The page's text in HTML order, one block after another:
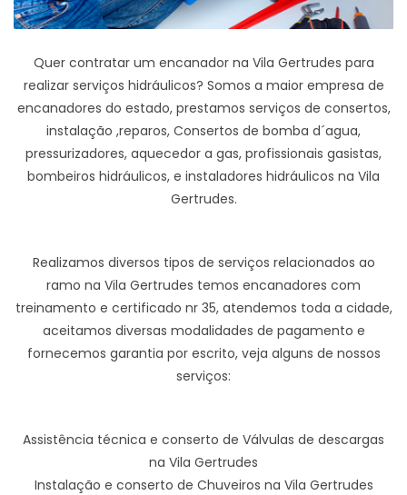
Quer contratar um encanador na Vila Gertrudes para
realizar serviços hidráulicos? Somos a maior empresa de
encanadores do estado, prestamos serviços de consertos,
instalação ,reparos, Consertos de bomba d´agua,
pressurizadores, aquecedor a gas, profissionais gasistas,
bombeiros hidráulicos, e instaladores hidráulicos na Vila
Gertrudes.
Realizamos diversos tipos de serviços relacionados ao
ramo na Vila Gertrudes temos encanadores com
treinamento e certificado nr 35, atendemos toda a cidade,
aceitamos diversas modalidades de pagamento e
fornecemos garantia por escrito, veja alguns de nossos
serviços:
Assistência técnica e conserto de Válvulas de descargas
na Vila Gertrudes
Instalação e conserto de Chuveiros na Vila Gertrudes